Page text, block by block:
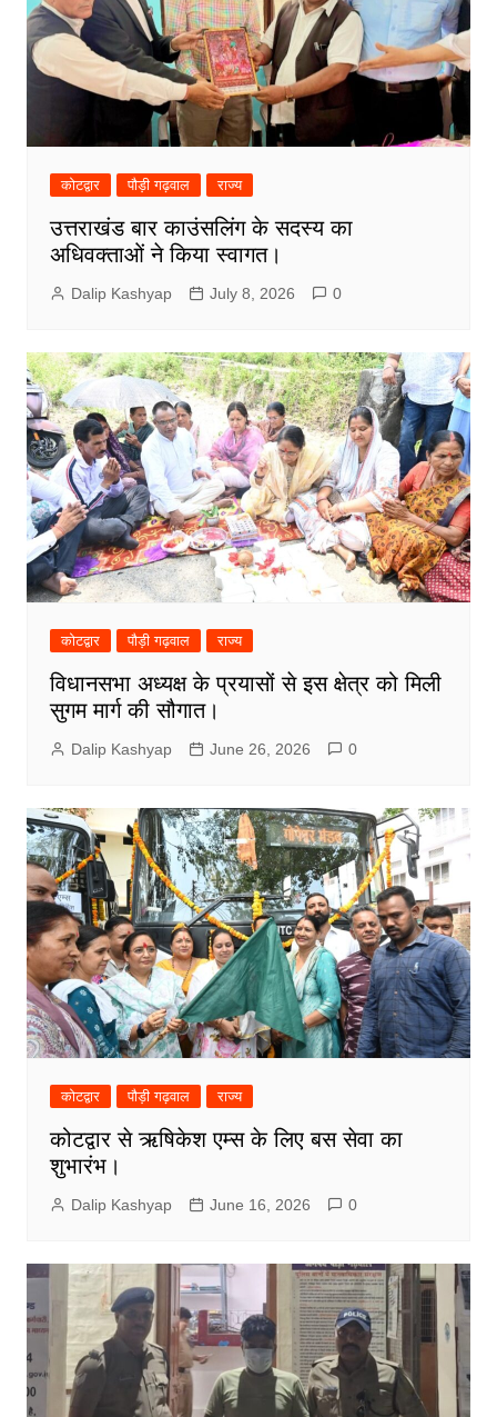
कोटद्वार पौड़ी गढ़वाल राज्य
उत्तराखंड बार काउंसलिंग के सदस्य का
अधिवक्ताओं ने किया स्वागत।
Dalip Kashyap July 8, 2026 0
कोटद्वार पौड़ी गढ़वाल राज्य
विधानसभा अध्यक्ष के प्रयासों से इस क्षेत्र को मिली
सुगम मार्ग की सौगात।
Dalip Kashyap June 26, 2026 0
कोटद्वार पौड़ी गढ़वाल राज्य
कोटद्वार से ऋषिकेश एम्स के लिए बस सेवा का
शुभारंभ।
Dalip Kashyap June 16, 2026 0